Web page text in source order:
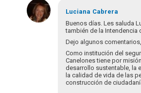
En
respuesta
a
Monzo…
Laura_Monzo
Luciana Cabrera
Buenos días. Les saluda
también de la Intendencia
Dejo algunos
Como institución del
Canelones tiene por
desarrollo sustentable, la
la calidad de vida de las
construcción de